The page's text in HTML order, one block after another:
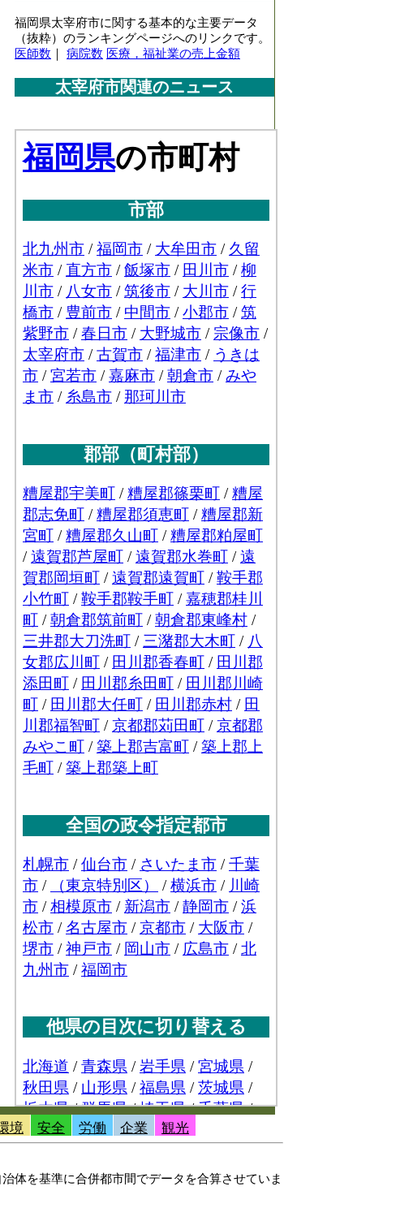
福岡県太宰府市に関する基本的な主要データ
（抜粋）のランキングページへのリンクです。
医師数
病院数 医療，福祉業の売上金額
太宰府市関連のニュース
境 安全 労働 企業 観光
体を基準に合併都市間でデータを合算させていま